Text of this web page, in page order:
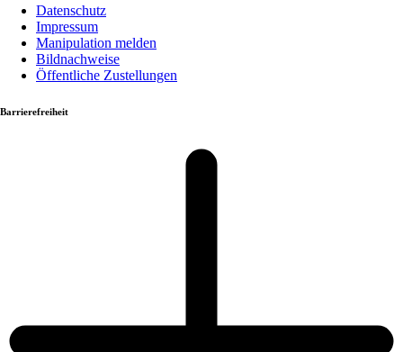
Datenschutz
Impressum
Manipulation melden
Bildnachweise
Öffentliche Zustellungen
Barrierefreiheit